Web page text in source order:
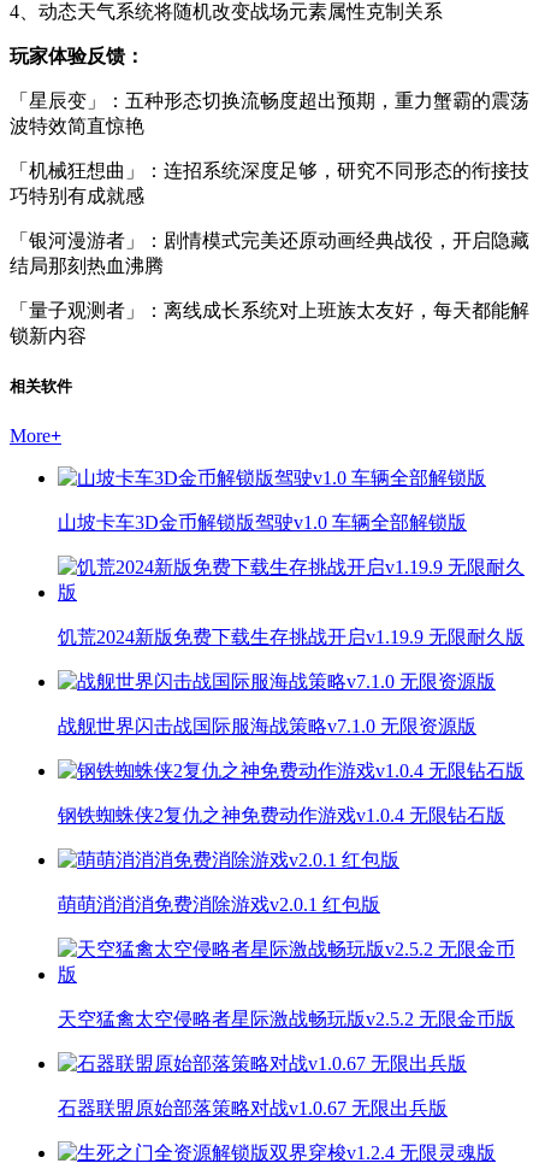
4、动态天气系统将随机改变战场元素属性克制关系
玩家体验反馈：
「星辰变」：五种形态切换流畅度超出预期，重力蟹霸的震荡
波特效简直惊艳
「机械狂想曲」：连招系统深度足够，研究不同形态的衔接技
巧特别有成就感
「银河漫游者」：剧情模式完美还原动画经典战役，开启隐藏
结局那刻热血沸腾
「量子观测者」：离线成长系统对上班族太友好，每天都能解
锁新内容
相关软件
More+
山坡卡车3D金币解锁版驾驶v1.0 车辆全部解锁版
饥荒2024新版免费下载生存挑战开启v1.19.9 无限耐久版
战舰世界闪击战国际服海战策略v7.1.0 无限资源版
钢铁蜘蛛侠2复仇之神免费动作游戏v1.0.4 无限钻石版
萌萌消消消免费消除游戏v2.0.1 红包版
天空猛禽太空侵略者星际激战畅玩版v2.5.2 无限金币版
石器联盟原始部落策略对战v1.0.67 无限出兵版